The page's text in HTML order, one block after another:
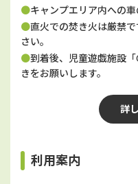
●キャンプエリア内への車
●直火での焚き火は厳禁
さい。
●到着後、児童遊戯施設「
きをお願いします。
詳
利用案内